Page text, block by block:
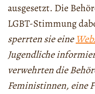
ausgesetzt. Die
LGBT-Stimmung
sperrten sie eine
Jugendliche
verwehrten die
Feministinnen, eine